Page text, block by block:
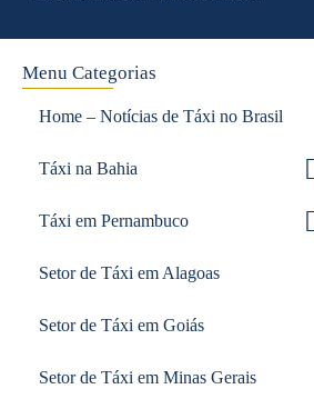
Menu Categorias
Home – Notícias de Táxi no Brasil
Táxi na Bahia
Táxi em Pernambuco
Setor de Táxi em Alagoas
Setor de Táxi em Goiás
Setor de Táxi em Minas Gerais